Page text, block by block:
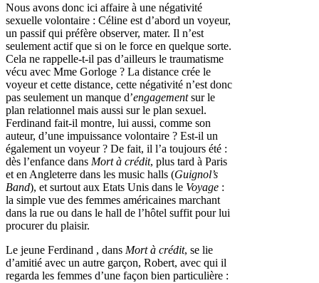
Nous avons donc ici affaire à une négativité
sexuelle volontaire : Céline est d’abord un voyeur,
un passif qui préfère observer, mater. Il n’est
seulement actif que si on le force en quelque sorte.
Cela ne rappelle-t-il pas d’ailleurs le traumatisme
vécu avec Mme Gorloge ? La distance crée le
voyeur et cette distance, cette négativité n’est donc
pas seulement un manque d’engagementsur le
plan relationnel mais aussi sur le plan sexuel.
Ferdinand fait-il montre, lui aussi, comme son
auteur, d’une impuissance volontaire ? Est-il un
également un voyeur ? De fait, il l’a toujours été :
dès l’enfance dans Mort à crédit, plus tard à Paris
et en Angleterre dans les music halls (Guignol’s
Band), et surtout aux Etats Unis dans le Voyage :
la simple vue des femmes américaines marchant
dans la rue ou dans le hall de l’hôtel suffit pour lui
procurer du plaisir.
Le jeune Ferdinand , dans Mort à crédit, se lie
d’amitié avec un autre garçon, Robert, avec qui il
regarda les femmes d’une façon bien particulière :